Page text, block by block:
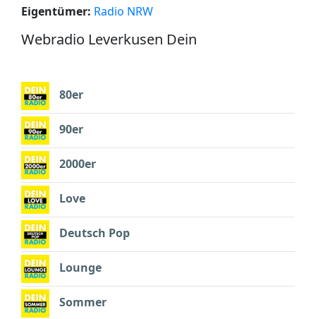
Eigentümer: Radio NRW
Webradio Leverkusen Dein
80er
90er
2000er
Love
Deutsch Pop
Lounge
Sommer